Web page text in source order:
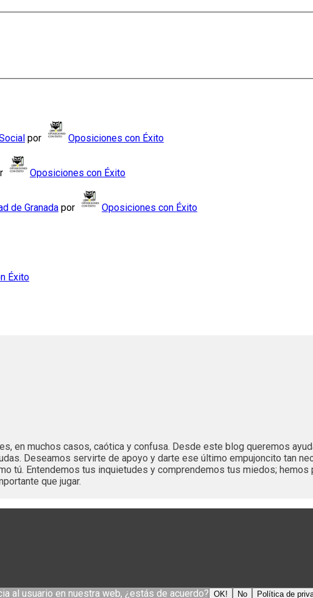
por Oposiciones con Éxito
Oposiciones con Éxito
de Granada por Oposiciones con Éxito
Éxito
en muchos casos, caótica y confusa. Desde este blog queremos
Deseamos servirte de apoyo y darte ese último empujoncito tan
tú. Entendemos tus inquietudes y comprendemos tus miedos;
que jugar.
al usuario en nuestra web, ¿estás de acuerdo? OK! No Política de